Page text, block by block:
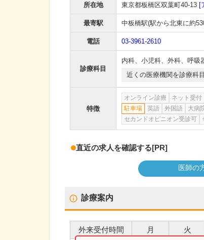
所在地 東京都板橋区双葉町40-13 [
最寄駅 中板橋駅(駅から北東に約
電話 03-3961-2610
診療科目
内科、 小児科、 外科、 呼吸
近くの医療機関を診療科
特徴
オンライン診療 ネット受付
駐車場
英語 外国語 大病
セカンドオピニオン受診可
直近の求人を確認する[PR]
医師の
診療案内
外来受付時間 月 火